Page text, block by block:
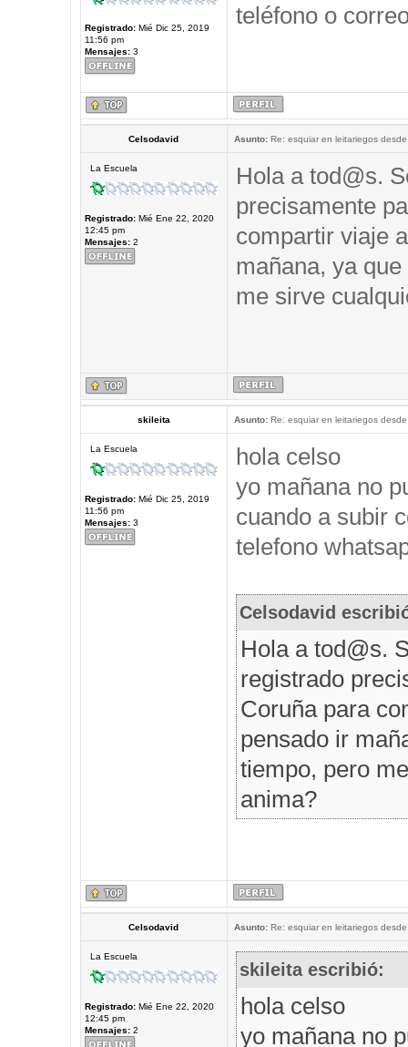
Registrado:Mié Dic 25, 2019
11:56 pm
Mensajes:3
teléfono o
Celsodavid Asunto:Re: esquiar en leitariegos
La Escuela
Registrado:Mié Ene 22, 2020
12:45 pm
Mensajes:2
Hola a tod@s.
precisamente
compartir viaje
mañana, ya
me sirve
skileita Asunto:Re: esquiar en leitariegos
La Escuela
Registrado:Mié Dic 25, 2019
11:56 pm
Mensajes:3
hola celso
yo mañana no
cuando a subir
telefono
Celsodavid
Hola a tod@s.
registrado
Coruña para
pensado ir
tiempo, pero
anima?
Celsodavid Asunto:Re: esquiar en leitariegos
La Escuela
Registrado:Mié Ene 22, 2020
12:45 pm
Mensajes:2
skileita escribió:
hola celso
yo mañana no